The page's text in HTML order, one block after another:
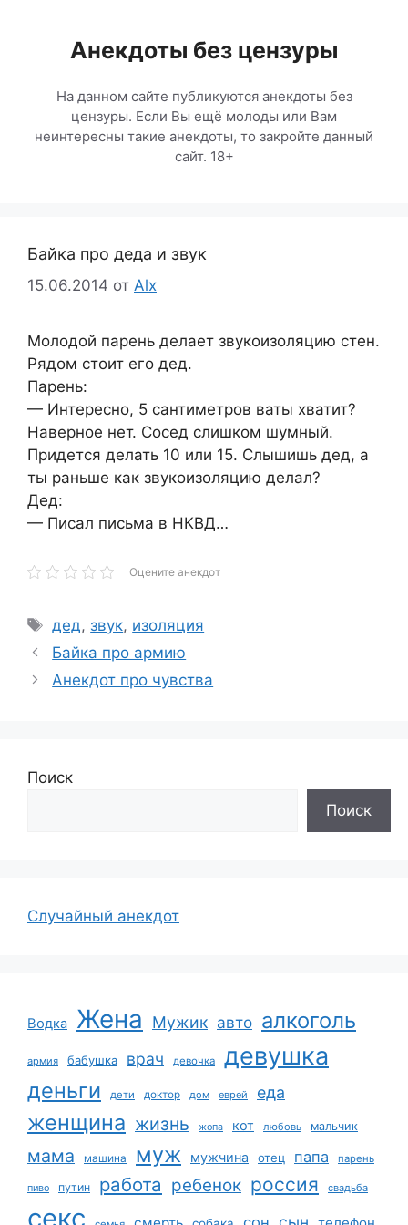
содержимомуАнекдоты без цензуры
На данном сайте публикуются анекдоты без
цензуры. Если Вы ещё молоды или Вам
неинтересны такие анекдоты, то закройте данный
сайт. 18+
Байка про деда и звук
15.06.2014 от Alx
Молодой парень делает звукоизоляцию стен.
Рядом стоит его дед.
Парень:
— Интересно, 5 сантиметров ваты хватит?
Наверное нет. Сосед слишком шумный.
Придется делать 10 или 15. Слышишь дед, а
ты раньше как звукоизоляцию делал?
Дед:
— Писал письма в НКВД…
Оцените анекдот
Метки
дед, звук, изоляция
Байка про армию
Анекдот про чувства
Поиск
Поиск
Случайный анекдот
Водка Жена Мужик авто алкоголь
армия бабушка врач девочка девушка
деньги дети доктор дом еврей еда
женщина жизнь жопа кот любовь мальчик
мама машина муж мужчина отец папа парень
пиво путин работа ребенок россия свадьба
секс